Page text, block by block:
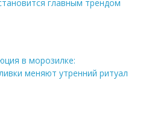
главным трендом
в морозилке:
меняют утренний ритуал